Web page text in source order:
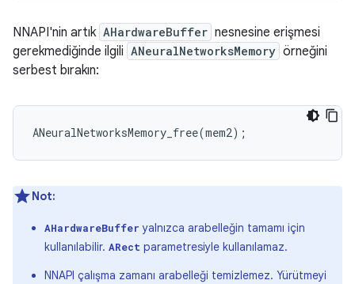
NNAPI'nin artık AHardwareBuffer nesnesine erişmesi
gerekmediğinde ilgili ANeuralNetworksMemory örneğini
serbest bırakın:
ANeuralNetworksMemory_free(mem2);
Not:
AHardwareBuffer yalnızca arabelleğin tamamı için
kullanılabilir. ARect parametresiyle kullanılamaz.
NNAPI çalışma zamanı arabelleği temizlemez. Yürütmeyi